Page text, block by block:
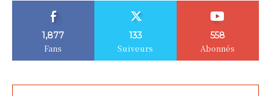
1,877
Fans
133
Suiveurs
558
Abonnés